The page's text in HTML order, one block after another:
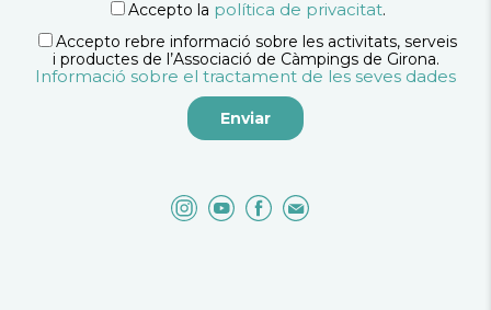
Accepto la política de privacitat.
Accepto rebre informació sobre les activitats, serveis
i productes de l’Associació de Càmpings de Girona.
Informació sobre el tractament de les seves dades